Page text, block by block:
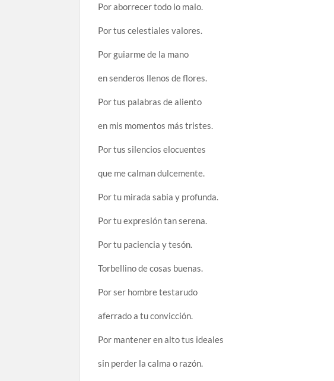
Por aborrecer todo lo malo.
Por tus celestiales valores.
Por guiarme de la mano
en senderos llenos de flores.
Por tus palabras de aliento
en mis momentos más tristes.
Por tus silencios elocuentes
que me calman dulcemente.
Por tu mirada sabia y profunda.
Por tu expresión tan serena.
Por tu paciencia y tesón.
Torbellino de cosas buenas.
Por ser hombre testarudo
aferrado a tu convicción.
Por mantener en alto tus ideales
sin perder la calma o razón.